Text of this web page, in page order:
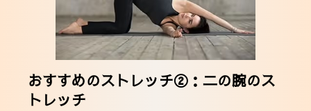
おすすめのストレッチ②：二の腕のス
トレッチ